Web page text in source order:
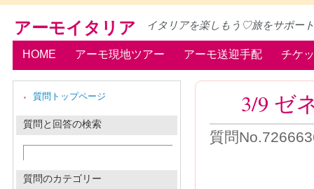
アーモイタリア イタリアを楽しもう♡旅をサポート
HOME アーモ現地ツアー アーモ送迎手配 チケ
3/9 ゼ
質問
質問トップページ
質問と回答の検索
質問のカテゴリー